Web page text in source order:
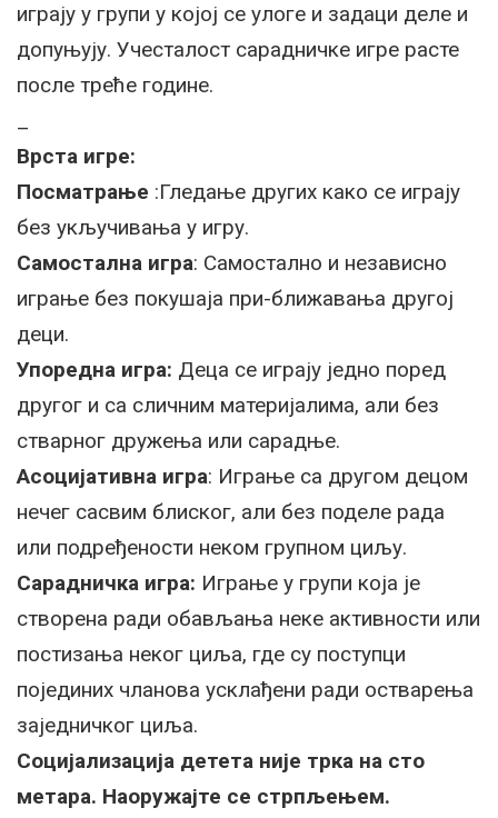
играју у групи у којој се улоге и задаци деле и
допуњују. Учесталост сарадничке игре расте
после треће године.
Врста игре:
Посматрање :Гледање других како се играју
без укључивања у игру.
Самостална игра: Самостално и независно
играње без покушаја при-ближавања другој
деци.
Упоредна игра: Деца се играју једно поред
другог и са сличним материјалима, али без
стварног дружења или сарадње.
Асоцијативна игра: Играње са другом децом
нечег сасвим блиског, али без поделе рада
или подређености неком групном циљу.
Сарадничка игра: Играње у групи која је
створена ради обављања неке активности или
постизања неког циља, где су поступци
појединих чланова усклађени ради остварења
заједничког циља.
Социјализација детета није трка на сто
метара. Наоружајте се стрпљењем.